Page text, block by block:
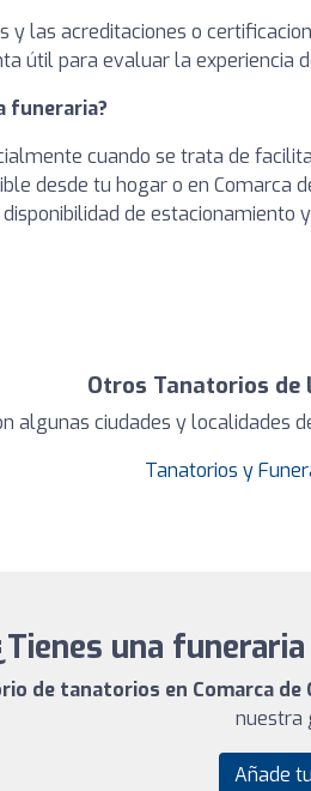
y las acreditaciones o
útil para evaluar la experiencia
funeraria?
cuando se trata de
desde tu hogar o en Comarca
de estacionamiento
Otros Tanatorios de
algunas ciudades y localidades
Tanatorios y
una
de tanatorios en Comarca de
nuestra
Añade